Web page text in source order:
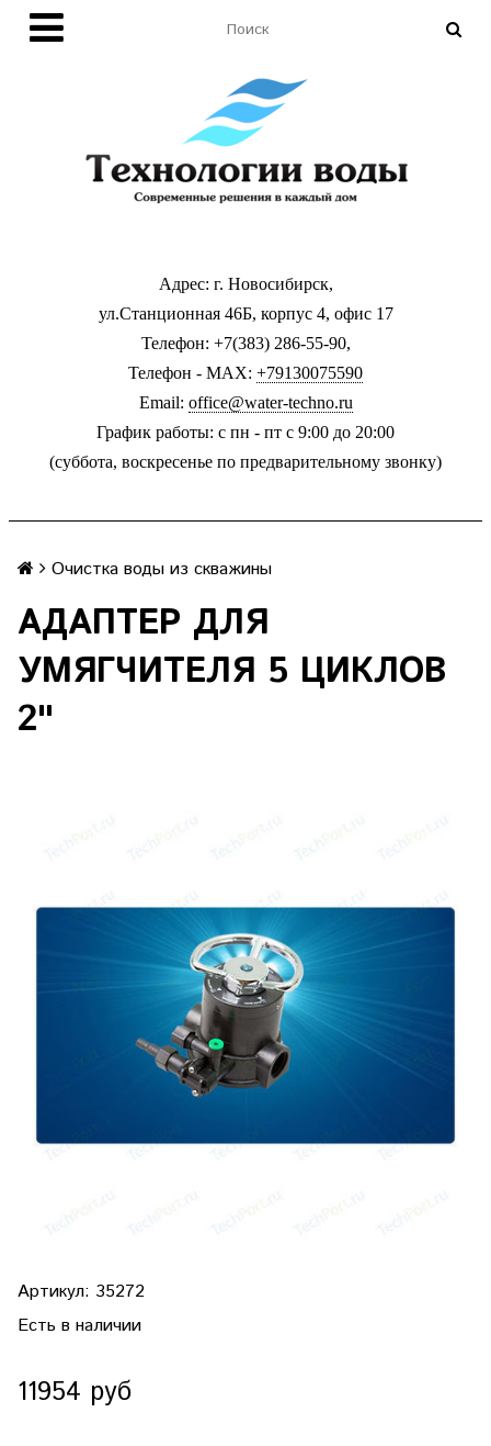
Адрес: г. Новосибирск,
ул.Станционная 46Б, корпус 4, офис 17
Телефон: +7(383) 286-55-90,
Телефон - MAX: +79130075590
Email: office@water-techno.ru
График работы: с пн - пт с 9:00 до 20:00
(суббота, воскресенье по предварительному звонку)
Очистка воды из скважины
АДАПТЕР ДЛЯ
УМЯГЧИТЕЛЯ 5 ЦИКЛОВ
2"
Артикул: 35272
Есть в наличии
11954 руб